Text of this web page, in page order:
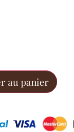
au panier